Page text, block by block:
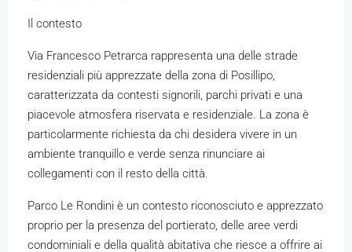
Il contesto
Via Francesco Petrarca rappresenta una delle strade
residenziali più apprezzate della zona di Posillipo,
caratterizzata da contesti signorili, parchi privati e una
piacevole atmosfera riservata e residenziale. La zona è
particolarmente richiesta da chi desidera vivere in un
ambiente tranquillo e verde senza rinunciare ai
collegamenti con il resto della città.
Parco Le Rondini è un contesto riconosciuto e apprezzato
proprio per la presenza del portierato, delle aree verdi
condominiali e della qualità abitativa che riesce a offrire ai